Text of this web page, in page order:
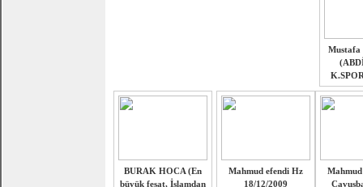
Mustafa
BURAK HOCA (En
büyük fesat, İslamdan
Mahmud efendi Hz
18/12/2009